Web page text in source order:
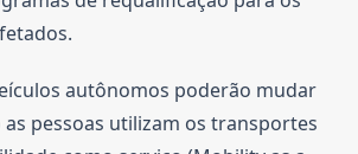
autônomos poderão mudar
pessoas utilizam os transportes